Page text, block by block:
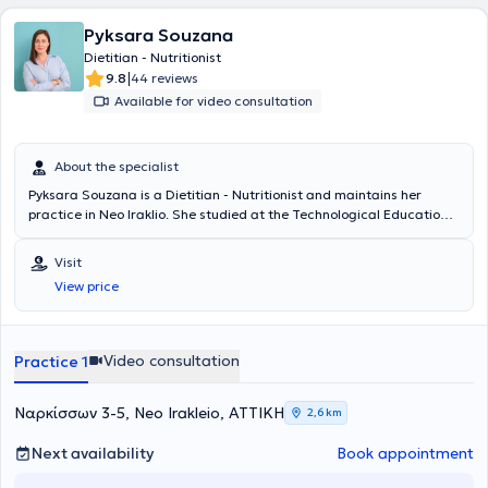
Ενημερώνεται συνεχώς για τα νεότερα επιστημονικά δεδομένα στον
κλάδο της διαιτολογίας - διατροφής.
Pyksara Souzana
Dietitian - Nutritionist
9.8|44 reviews
Available for video consultation
About the specialist
Pyksara Souzana is a Dietitian - Nutritionist and maintains her
practice in Neo Iraklio. She studied at the Technological Educational
led her to recognize the close relationship between psychology and
nutrition, which guided her to specialize as a "Master Practitioner in
Eating Disorders and Obesity" from the Center for Education and
Treatment of Eating Disorders (KEADD).
Visit
View price
Practice 1 Video consultation
Ναρκίσσων 3-5, Neo Irakleio, ΑΤΤΙΚΗ 2,6 km
Next availability Book appointment